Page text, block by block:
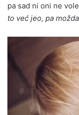
pa sad ni oni ne
to već jeo, pa